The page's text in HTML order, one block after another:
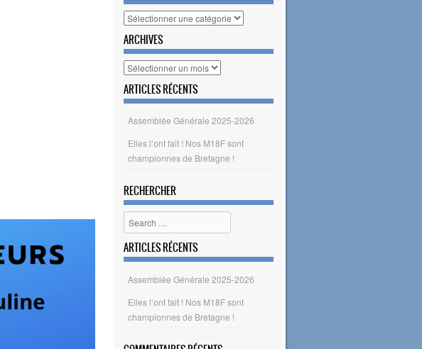
Catégories
ARCHIVES
Archives
ARTICLES RÉCENTS
Assemblée Générale 2025-2026
Elles l’ont fait ! Nos M18F sont
championnes de Bretagne !
RECHERCHER
Search
ARTICLES RÉCENTS
Assemblée Générale 2025-2026
Elles l’ont fait ! Nos M18F sont
championnes de Bretagne !